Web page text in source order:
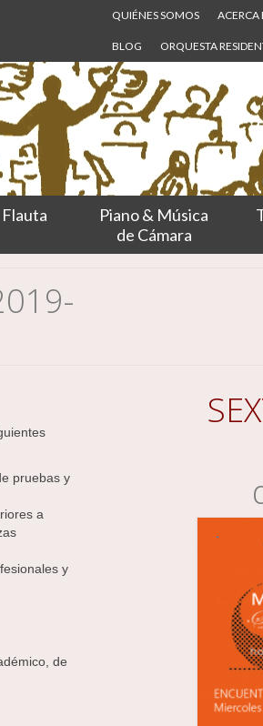
QUIÉNES SOMOS ACERCA
BLOG ORQUESTA
Flauta
Piano & Música
de Cámara
pruebas y
a
y
de